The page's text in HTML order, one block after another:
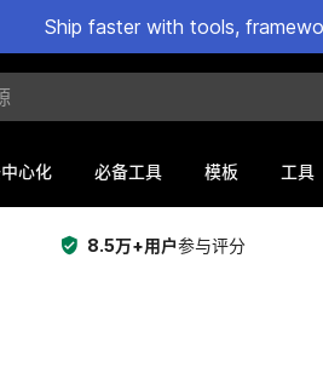
Ship faster with tools,
心化 必备工具 模板 工具
8.5万+用户参与评分